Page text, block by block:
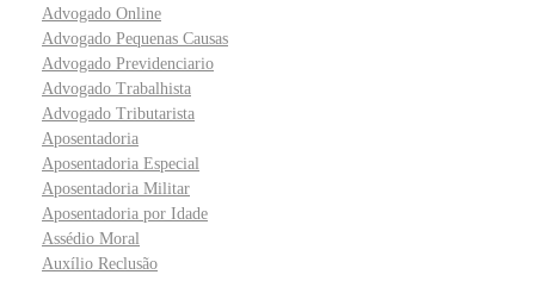
Advogado Online
Advogado Pequenas Causas
Advogado Previdenciario
Advogado Trabalhista
Advogado Tributarista
Aposentadoria
Aposentadoria Especial
Aposentadoria Militar
Aposentadoria por Idade
Assédio Moral
Auxílio Reclusão